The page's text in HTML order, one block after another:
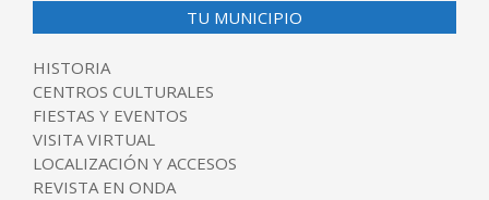
TU MUNICIPIO
HISTORIA
CENTROS CULTURALES
FIESTAS Y EVENTOS
VISITA VIRTUAL
LOCALIZACIÓN Y ACCESOS
REVISTA EN ONDA